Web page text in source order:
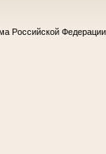
Российской